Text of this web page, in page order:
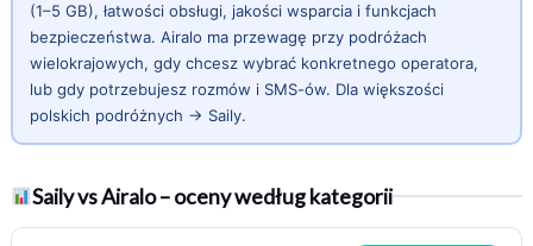
(1–5 GB), łatwości obsługi, jakości wsparcia i funkcjach
bezpieczeństwa. Airalo ma przewagę przy podróżach
wielokrajowych, gdy chcesz wybrać konkretnego operatora,
lub gdy potrzebujesz rozmów i SMS-ów. Dla większości
polskich podróżnych → Saily.
Saily vs Airalo – oceny według kategorii